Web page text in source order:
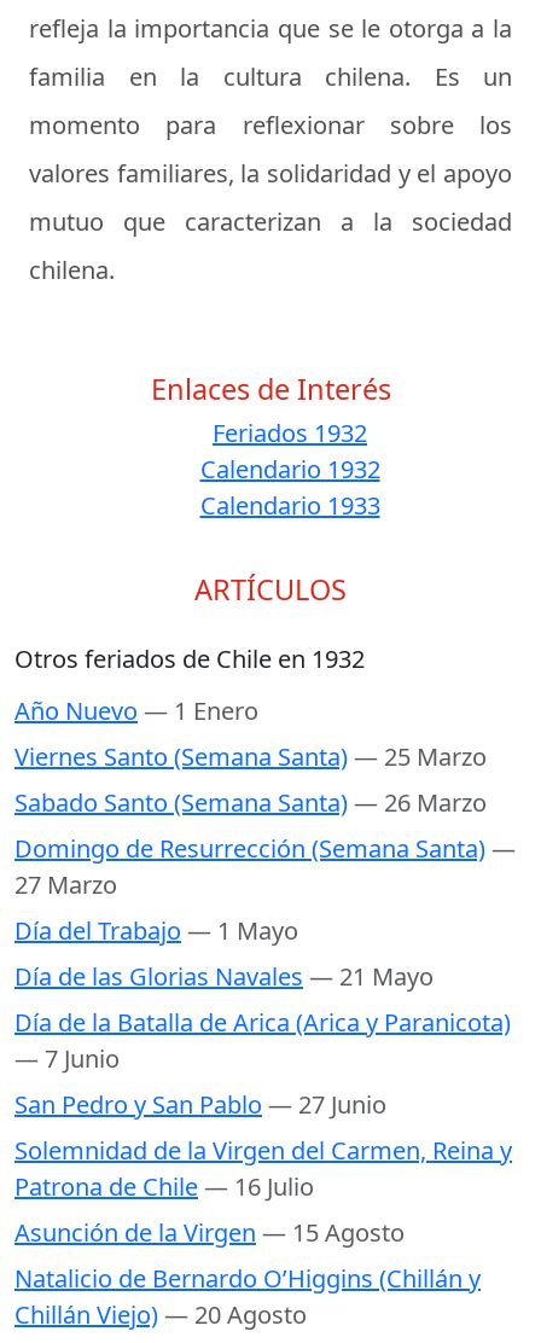
refleja la importancia que se le otorga a la
familia en la cultura chilena. Es un
momento para reflexionar sobre los
valores familiares, la solidaridad y el apoyo
mutuo que caracterizan a la sociedad
chilena.
Enlaces de Interés
Feriados 1932
Calendario 1932
Calendario 1933
ARTÍCULOS
Otros feriados de Chile en 1932
Año Nuevo — 1 Enero
Viernes Santo (Semana Santa)— 25 Marzo
Sabado Santo (Semana Santa)— 26 Marzo
Domingo de Resurrección (Semana Santa)—
27 Marzo
Día del Trabajo — 1 Mayo
Día de las Glorias Navales — 21 Mayo
Día de la Batalla de Arica (Arica y Paranicota)
— 7 Junio
San Pedro y San Pablo — 27 Junio
Solemnidad de la Virgen del Carmen, Reina y
Patrona de Chile— 16 Julio
Asunción de la Virgen — 15 Agosto
Natalicio de Bernardo O’Higgins (Chillán y
Chillán Viejo)— 20 Agosto